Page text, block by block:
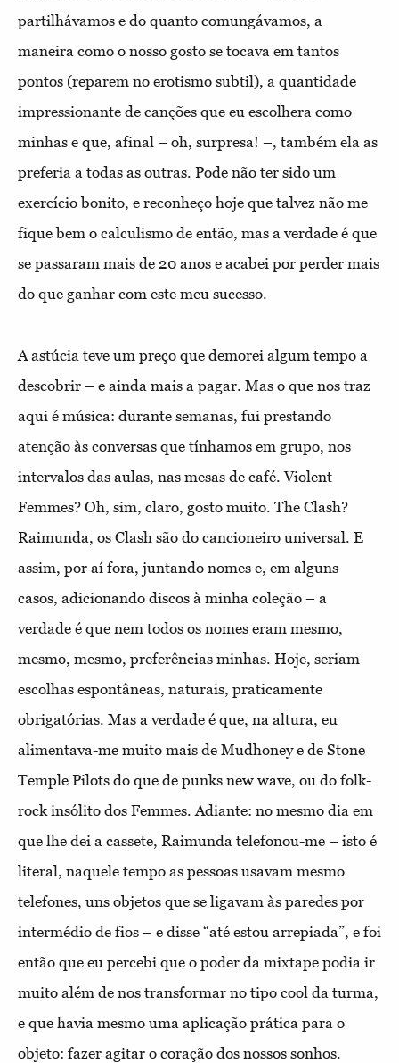
partilhávamos e do quanto comungávamos, a
maneira como o nosso gosto se tocava em tantos
pontos (reparem no erotismo subtil), a quantidade
impressionante de canções que eu escolhera como
minhas e que, afinal – oh, surpresa! –, também ela as
preferia a todas as outras. Pode não ter sido um
exercício bonito, e reconheço hoje que talvez não me
fique bem o calculismo de então, mas a verdade é que
se passaram mais de 20 anos e acabei por perder mais
do que ganhar com este meu sucesso.
A astúcia teve um preço que demorei algum tempo a
descobrir – e ainda mais a pagar. Mas o que nos traz
aqui é música: durante semanas, fui prestando
atenção às conversas que tínhamos em grupo, nos
intervalos das aulas, nas mesas de café. Violent
Femmes? Oh, sim, claro, gosto muito. The Clash?
Raimunda, os Clash são do cancioneiro universal. E
assim, por aí fora, juntando nomes e, em alguns
casos, adicionando discos à minha coleção – a
verdade é que nem todos os nomes eram mesmo,
mesmo, mesmo, preferências minhas. Hoje, seriam
escolhas espontâneas, naturais, praticamente
obrigatórias. Mas a verdade é que, na altura, eu
alimentava-me muito mais de Mudhoney e de Stone
Temple Pilots do que de punks new wave, ou do folk-
rock insólito dos Femmes. Adiante: no mesmo dia em
que lhe dei a cassete, Raimunda telefonou-me – isto é
literal, naquele tempo as pessoas usavam mesmo
telefones, uns objetos que se ligavam às paredes por
intermédio de fios – e disse “até estou arrepiada”, e foi
então que eu percebi que o poder da mixtape podia ir
muito além de nos transformar no tipo cool da turma,
e que havia mesmo uma aplicação prática para o
objeto: fazer agitar o coração dos nossos sonhos.